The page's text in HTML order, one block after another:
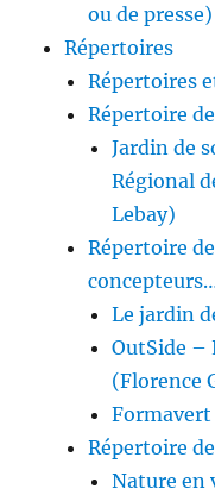
ou de presse)
Répertoires
Répertoires
Répertoire
Jardin de
Régional
Lebay)
Répertoire
Le jardin
OutSide –
(Florence
Formavert
Répertoire
Nature en